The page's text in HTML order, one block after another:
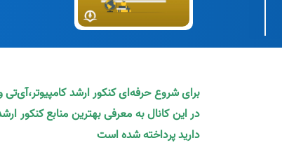
برای شروع حرفه‌ای کنکور ارشد
در این کانال به معرفی بهترین منابع کنکور
دارید پرداخته شده است